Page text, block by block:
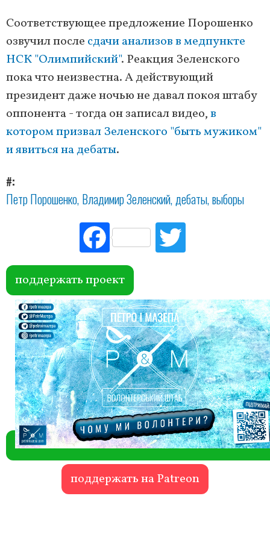
Соответствующее предложение Порошенко
озвучил после сдачи анализов в медпункте
НСК "Олимпийский". Реакция Зеленского
пока что неизвестна. А действующий
президент даже ночью не давал покоя штабу
оппонента - тогда он записал видео,в
котором призвал Зеленского "быть мужиком"
и явиться на дебаты.
#
Петр Порошенко Владимир Зеленский дебаты выборы
Fac
ebo
ok
поддержать проект
поддержать на Patreon